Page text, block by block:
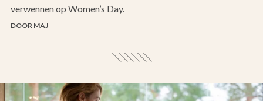
verwennen op Women’s Day.
DOOR MAJ